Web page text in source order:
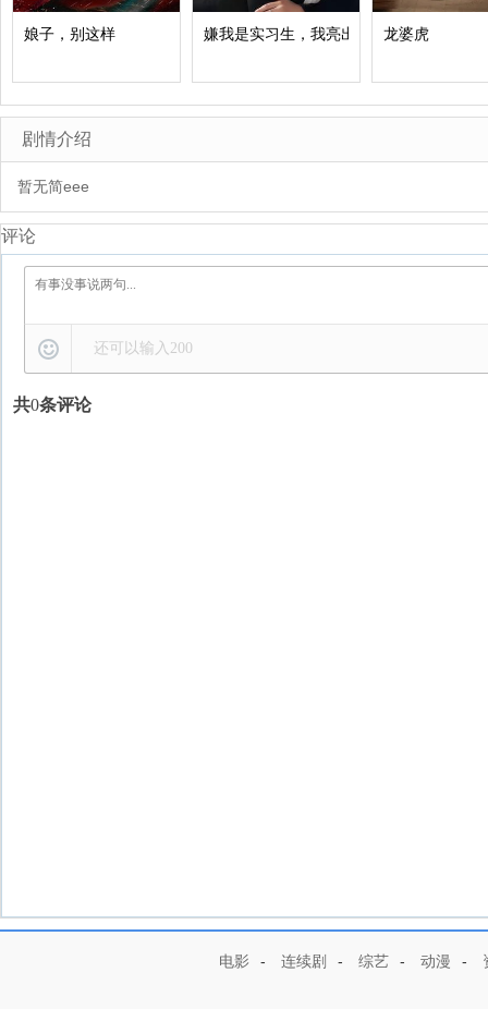
娘子，别这样 嫌我是实习生，我亮出老板身份
龙婆虎
剧情介绍
暂无简eee
评论
还可以输入 200
共0条评论
电影 - 连续剧 - 综艺 - 动漫 -